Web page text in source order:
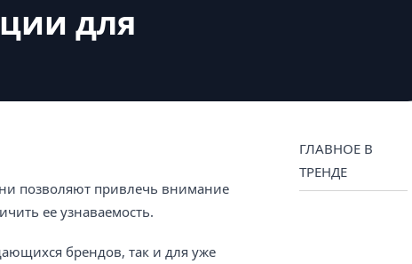
для
позволяют привлечь внимание
ее узнаваемость.
брендов, так и для уже
ГЛАВНОЕ В
ТРЕНДЕ